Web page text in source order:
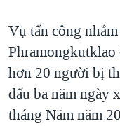
NGƯ DÂN VIỆT VÀ
BÊN KIA QUỐC
QUAN HỆ VIỆT MỸ
Vụ tấn công
hơn 20 người bị
dấu ba năm ngày
tháng Năm năm